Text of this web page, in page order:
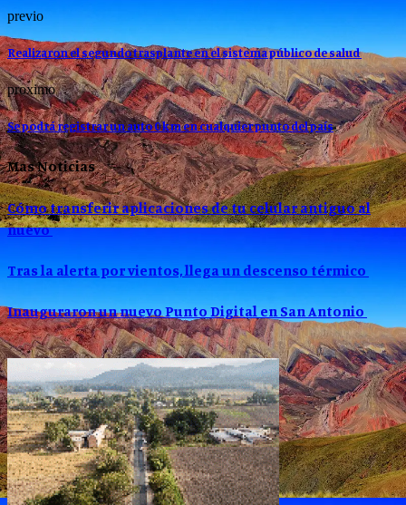
previo
Realizaron el segundo trasplante en el sistema público de salud
proximo
Se podrá registrar un auto 0 km en cualquier punto del país
Mas Noticias
Cómo transferir aplicaciones de tu celular antiguo al
nuevo
Tras la alerta por vientos, llega un descenso térmico
Inauguraron un nuevo Punto Digital en San Antonio